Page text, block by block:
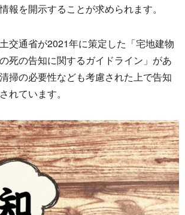
報を開示することが求められます。
交通省が2021年に策定した「宅地建物
死の告知に関するガイドライン」 があ
掃の必要性なども考慮された上で告知
れています。